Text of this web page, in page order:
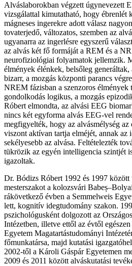
Alváslaborokban végzett úgynevezett
vizsgálattal kimutatható, hogy ébrenlét
mágneses ingerekre adott válasz
tovaterjedő, változatos, szemben az
ugyanarra az ingerlésre egyszerű
az alvás két fő formáját a REM és a
neurofiziológiai folyamatok jellemzik.
élmények élénkek, belsőleg
bizarr, a mozgás központi parancs
NREM fázisban a szenzoros
gondolkodás logikus, a mozgás
Róbert elmondta, az alvási EEG
nincs két egyforma alvás EEG-vel
megfigyelték, hogy az alvásmélység
viszont aktívan tartja elméjét, annak az
sekélyesebb az alvása. Feltételezték
tükrözik az egyén intelligencia szintjét
igazoltak.
Dr. Bódizs Róbert 1992 és 1997 között
mesterszakot a kolozsvári
rákövetkező évben a Semmelweis
lett, kognitív idegtudomány szakon.
pszichológusként dolgozott az
Intézetben, illetve ettől az évtől
Egyetem Magatartástudományi
főmunkatársa, majd kutatási
2002-től a Károli Gáspár Egyetemen
2009 és 2011 között alváskutatási